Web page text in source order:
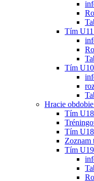
Tím
Tím
Hracie
Tím
Tím
Zoznam
Tím